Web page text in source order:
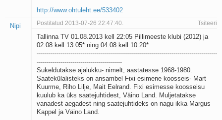
http://www.ohtuleht.ee/533402
Nipi Postitatud 2013-07-26 22:47:40. Tsiteeri
Tallinna TV 01.08.2013 kell 22:05 Pillimeeste klubi (2012) ja
02.08 kell 13:05* ning 04.08 kell 10:20*
-------------------------------------------------------------------------------------------
-------------------------------------------
Sukeldutakse ajalukku- nimelt, aastatesse 1968-1980.
Saatekülalisteks on ansambel Fixi esimene koosseis- Mart
Kuurme, Riho Lilje, Mait Eelrand. Fixi esimesse koosseisu
kuulub ka üks saatejuhtidest, Väino Land. Muljetatakse
vanadest aegadest ning saatejuhtideks on nagu ikka Margus
Kappel ja Väino Land.